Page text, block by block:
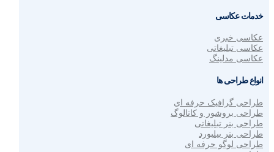
خدمات عکاسی
عکاسی خبری
عکاسی تبلیغاتی
عکاسی مدلینگ
انواع طراحی ها
طراحی گرافیک حرفه ای
طراحی بروشور و کاتالوگ
طراحی بنر تبلیغاتی
طراحی بنر بیلبورد
طراحی لوگو حرفه ای